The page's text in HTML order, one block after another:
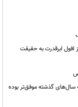
افول ابرقدرت به حقیقت
گذشته موفق‌تر بوده